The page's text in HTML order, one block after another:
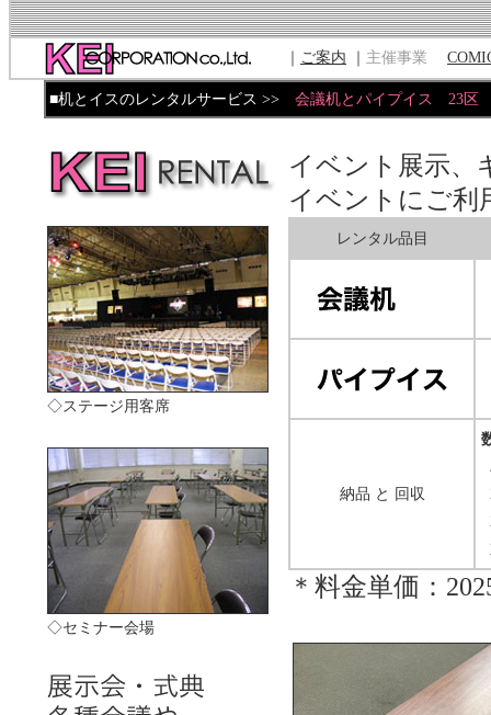
ご案内 主催事業
■机とイスのレンタルサービス >> 会議机とパイプイス 23
◇ステージ用客席
◇セミナー会場
イベント展示、
イベントにご利
レンタル品目
納品 と 回収
＊料金単価：